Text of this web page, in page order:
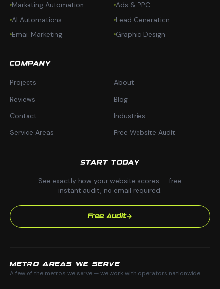
Marketing Automation
Ads & PPC
AI Automations
Lead Generation
Email Marketing
Graphic Design
COMPANY
Projects
About
Reviews
Blog
Contact
Industries
Service Areas
Free Website Audit
START TODAY
See exactly how your website scores — free
instant audit, no email required.
Free Audit
METRO AREAS WE SERVE
A few of the metros we serve — we work with operators nationwide.